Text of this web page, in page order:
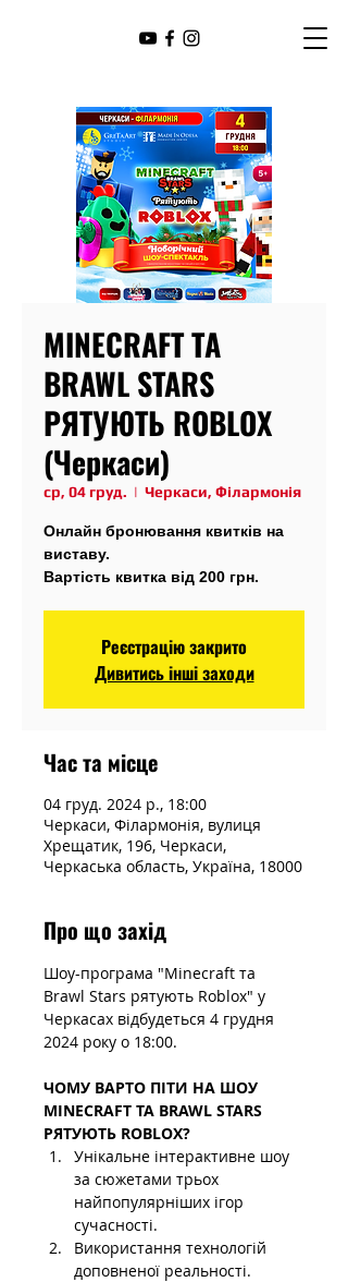
MINECRAFT ТА
BRAWL STARS
РЯТУЮТЬ ROBLOX
(Черкаси)
ср, 04 груд.
  |
Черкаси, Філармонія
Онлайн бронювання квитків на
виставу.
Вартість квитка від 200 грн.
Реєстрацію закрито
Дивитись інші заходи
Час та місце
04 груд. 2024 р., 18:00
Черкаси, Філармонія, вулиця
Хрещатик, 196, Черкаси,
Черкаська область, Україна, 18000
Про що захід
Шоу-програма "Minecraft та
Brawl Stars рятують Roblox" у
Черкасах відбудеться 4 грудня
2024 року о 18:00.
ЧОМУ ВАРТО ПІТИ НА ШОУ
MINECRAFT ТА BRAWL STARS
РЯТУЮТЬ ROBLOX?
Унікальне інтерактивне шоу
за сюжетами трьох
найпопулярніших ігор
сучасності.
Використання технологій
доповненої реальності.